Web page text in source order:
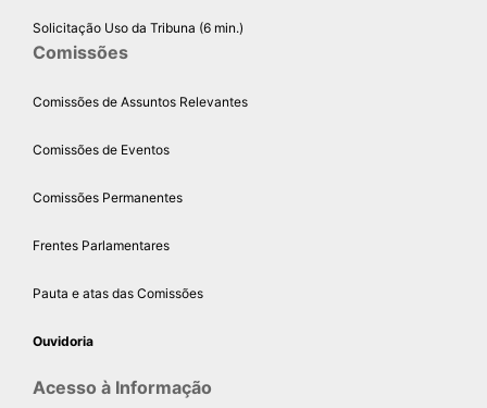
Solicitação Uso da Tribuna (6 min.)
Comissões
Comissões de Assuntos Relevantes
Comissões de Eventos
Comissões Permanentes
Frentes Parlamentares
Pauta e atas das Comissões
Ouvidoria
Acesso à Informação